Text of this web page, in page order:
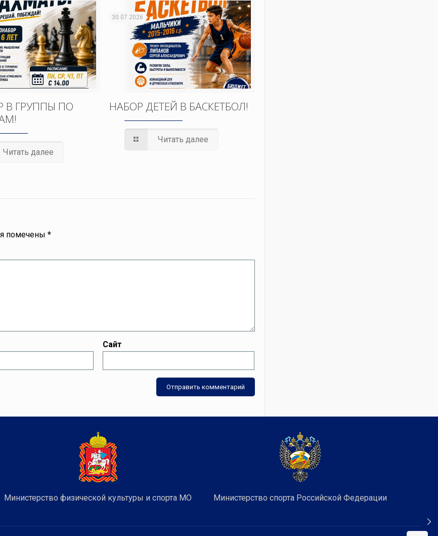
В ГРУППЫ ПО
Читать далее
30.07.2026
НАБОР ДЕТЕЙ В БАСКЕТБОЛ!
Читать далее
помечены*
Сайт
Министерство физической культуры и спорта МО Министерство спорта Российской Федерации